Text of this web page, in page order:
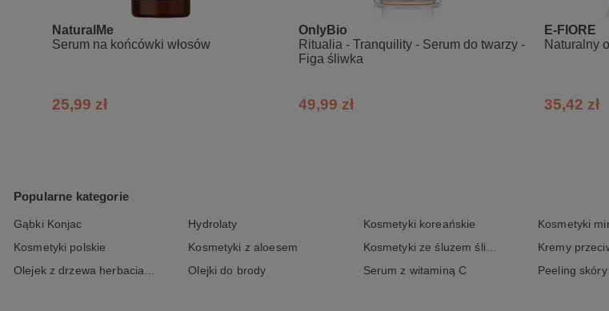
NaturalMe
Serum na końcówki włosów
25,99 zł
OnlyBio
Ritualia - Tranquility - Serum do twarzy -
Figa śliwka
49,99 zł
E-FIORE
Naturalny
35,42 zł
Popularne kategorie
Gąbki Konjac Hydrolaty Kosmetyki koreańskie Kosmetyki
Kosmetyki polskie
Kosmetyki z aloesem Kosmetyki ze śluzem ślimaka
Olejek z drzewa herbacianego
Olejki do brody Serum z witaminą C Peeling skóry